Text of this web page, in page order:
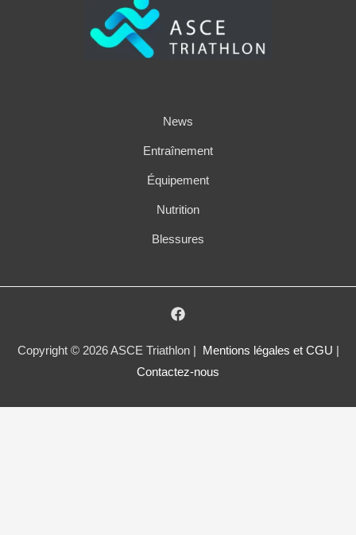
News
Entraînement
Équipement
Nutrition
Blessures
Copyright © 2026 ASCE Triathlon | Mentions légales et CGU
Contactez-nous